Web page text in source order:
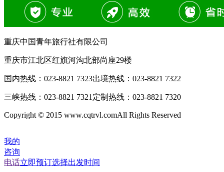
重庆中国青年旅行社有限公司
重庆市江北区红旗河沟北部尚座29楼
国内热线： 023-8821 7323出境热线： 023-8821 7322
三峡热线： 023-8821 7321 定制热线： 023-8821 7320
Copyright © 2015 www.cqtrvl.comAll Rights Reserved
我的
咨询
电话立即预订选择出发时间